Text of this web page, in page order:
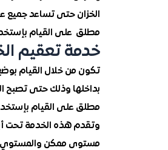
الخزان حتى تساعد جميع
مطلق على القيام
خدمة تعقيم
تكون من خلال القيام بوضع
بداخلها وذلك حتى تصبح
مطلق على القيام
وتقدم هذه الخدمة تحت
مستوى ممكن والمستوي